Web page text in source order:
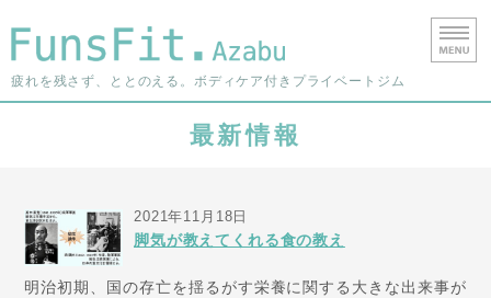
港区西麻布
疲れを残さず、ととのえる。ボディケア付きプライベートジム
よくあるご質問
最新情報
2021年11月18日
脚気が教えてくれる食の教え
明治初期、国の存亡を揺るがす栄養に関する大きな出来事が